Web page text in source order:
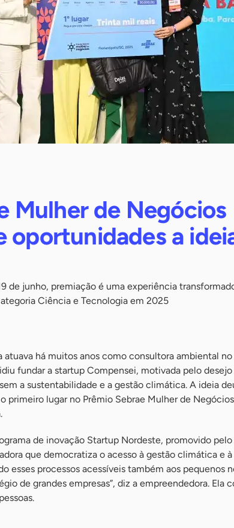
Mulher de Negócios
oportunidades a
de junho, premiação é uma experiência
Ciência e Tecnologia em 2025
atuava há muitos anos como consultora ambiental
fundar a startup Compensei, motivada pelo
a sustentabilidade e a gestão climática. A ideia
primeiro lugar no Prêmio Sebrae Mulher de
de inovação Startup Nordeste, promovido pelo
que democratiza o acesso à gestão climática e à
esses processos acessíveis também aos pequenos
de grandes empresas”, diz a empreendedora. Ela